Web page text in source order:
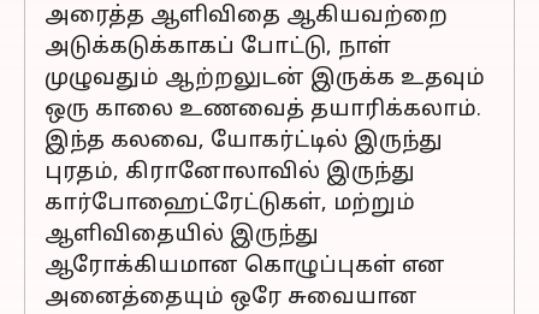
அரைத்த ஆளிவிதை ஆகியவற்றை
அடுக்கடுக்காகப் போட்டு, நாள்
முழுவதும் ஆற்றலுடன் இருக்க உதவும்
ஒரு காலை உணவைத் தயாரிக்கலாம்.
இந்த கலவை, யோகர்ட்டில் இருந்து
புரதம், கிரானோலாவில் இருந்து
கார்போஹைட்ரேட்டுகள், மற்றும்
ஆளிவிதையில் இருந்து
ஆரோக்கியமான கொழுப்புகள் என
அனைத்தையும் ஒரே சுவையான